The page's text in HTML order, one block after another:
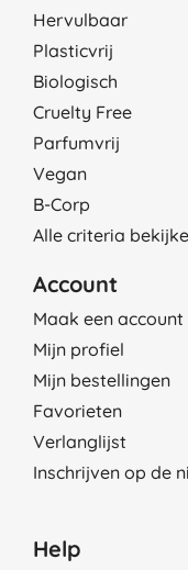
Hervulbaar
Plasticvrij
Biologisch
Cruelty Free
Parfumvrij
Vegan
B-Corp
Alle criteria
Account
Maak een
Mijn profiel
Mijn bestellingen
Favorieten
Verlanglijst
Inschrijven op de
Help